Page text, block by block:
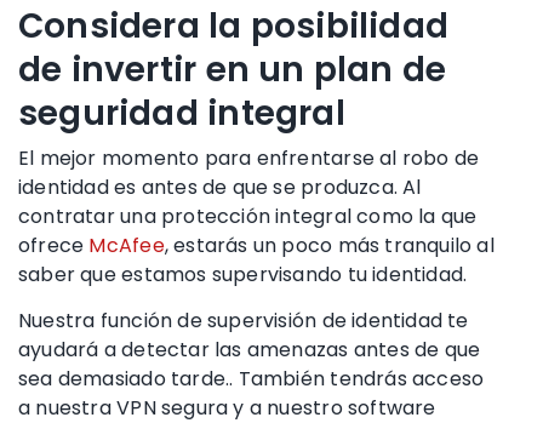
Considera la posibilidad
de invertir en un plan de
seguridad integral
El mejor momento para enfrentarse al robo de
identidades antes de que se produzca. Al
contratar una protección integral como la que
ofrece McAfee, estarás un poco más tranquilo al
saber que estamos supervisando tu identidad.
Nuestra función de supervisión de identidad te
ayudará a detectar las amenazas antes de que
sea demasiado tarde.. También tendrás acceso
a nuestra VPN segura y a nuestro software